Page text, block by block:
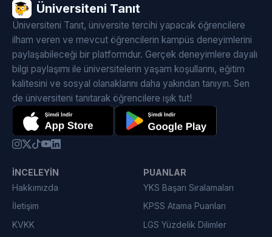
Üniversiteni Tanıt
Üniversiteni Tanıt, üniversite tercihi yapacak öğrencilere
ilham veren ve mevcut öğrencilerin kampüs deneyimlerini
paylaşabileceği bir platformdur. Gerçek deneyimlere dayalı
bilgi paylaşımı ile üniversitelerin yaşam koşullarını, eğitim
kalitesini ve sosyal olanaklarını daha yakından tanıyın. Sen
de üniversiteni tanıtarak öğrencilere ışık tut!
İNCELEYIN
Hakkımızda
İletişim
KVKK
PUANLAR
YKS Başarı Sıralamaları
KPSS Atama Puanları
LGS Yüzdelik Dilimler